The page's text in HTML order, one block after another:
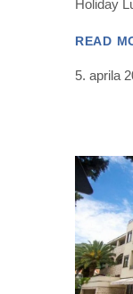
Holiday
READ
5. aprila